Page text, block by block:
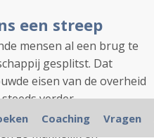
een streep
mensen al een brug te
gesplitst. Dat
eisen van de overheid
verder
is zowel verdrietig als
zo makkelijk en
Coaching Vragen